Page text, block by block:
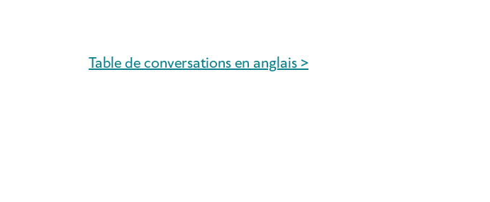
Table de conversations en anglais >